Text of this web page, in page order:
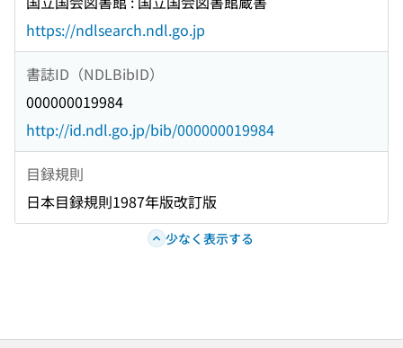
https://ndlsearch.ndl.go.jp
書誌ID（NDLBibID）
000000019984
http://id.ndl.go.jp/bib/000000019984
目録規則
日本目録規則1987年版改訂版
少なく表示する